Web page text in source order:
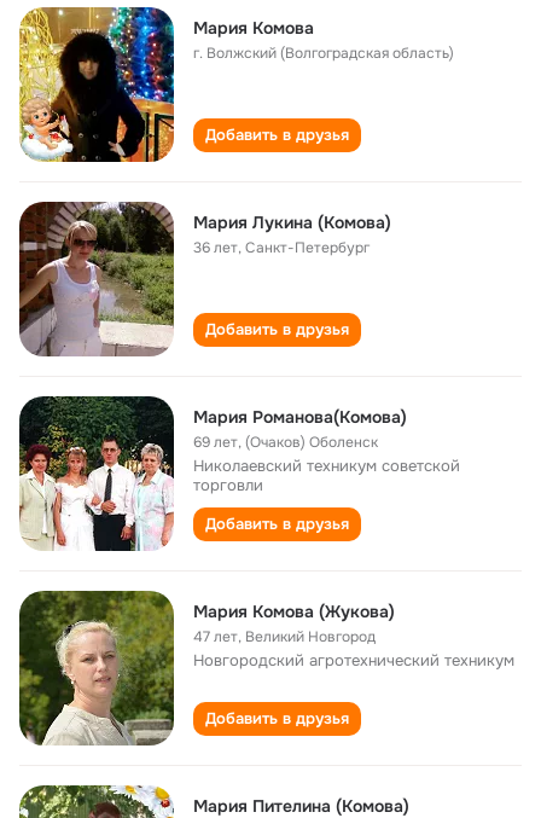
Мария Комова
г. Волжский (Волгоградская область)
Добавить в друзья
Мария Лукина (Комова)
36 лет,Санкт-Петербург
Добавить в друзья
Мария Романова(Комова)
69 лет,(Очаков) Оболенск
Николаевский техникум советской
торговли
Добавить в друзья
Мария Комова (Жукова)
47 лет, Великий Новгород
Новгородский агротехнический техникум
Добавить в друзья
Мария Пителина (Комова)